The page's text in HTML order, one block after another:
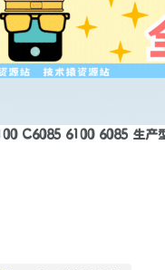
C6085 6100 6085 生产